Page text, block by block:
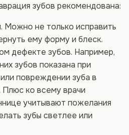
зубов рекомендована:
Можно не только исправить
ему форму и блеск.
дефекте зубов. Например,
зубов показана при
повреждении зуба в
Плюс ко всему врачи
учитывают пожелания
зубы светлее или